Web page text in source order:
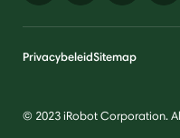
PrivacybeleidSitemap
© 2023 iRobot Corporation.